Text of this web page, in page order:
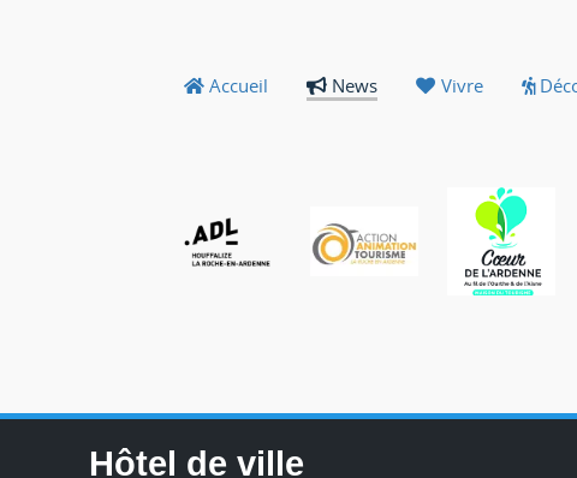
Accueil News Vivre
Hôtel de ville